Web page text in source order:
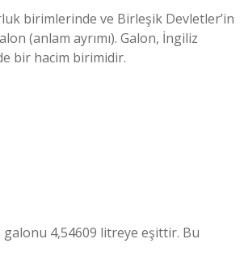
birimlerinde ve Birleşik Devletler’in
(anlam ayrımı). Galon, İngiliz
bir hacim birimidir.
4,54609 litreye eşittir. Bu